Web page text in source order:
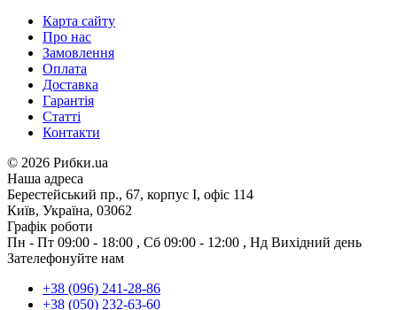
Карта сайту
Про нас
Замовлення
Оплата
Доставка
Гарантія
Статті
Контакти
© 2026 Рибки.ua
Наша адреса
Берестейський пр., 67, корпус І, офіс 114
Київ, Україна, 03062
Графік роботи
Пн - Пт 09:00 - 18:00 , Сб 09:00 - 12:00 , Нд Вихідний день
Зателефонуйте нам
+38 (096) 241-28-86
+38 (050) 232-63-60